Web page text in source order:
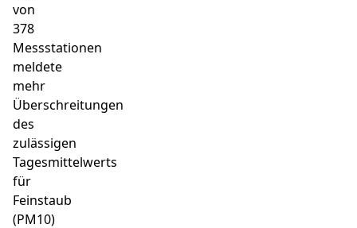
von
378
Messstationen
meldete
mehr
Überschreitungen
des
zulässigen
Tagesmittelwerts
für
Feinstaub
(PM10)